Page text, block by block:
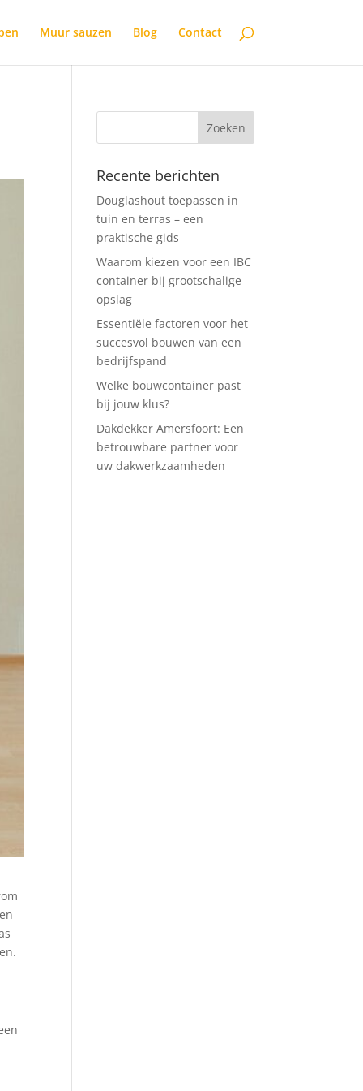
Muur sauzen Blog Contact
Recente berichten
Douglashout toepassen in
tuin en terras – een
praktische gids
Waarom kiezen voor een IBC
container bij grootschalige
opslag
Essentiële factoren voor het
succesvol bouwen van een
bedrijfspand
Welke bouwcontainer past
bij jouw klus?
Dakdekker Amersfoort: Een
betrouwbare partner voor
uw dakwerkzaamheden